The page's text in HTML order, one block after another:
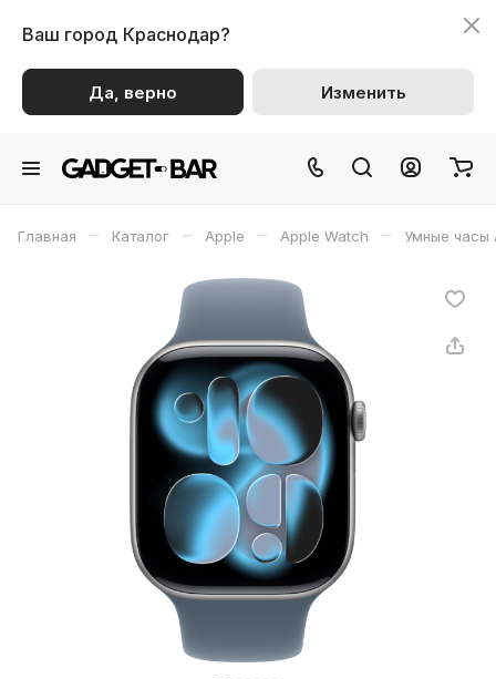
Ваш город Краснодар?
Да, верно Изменить
Главная – Каталог – Apple – Apple Watch – Умные часы